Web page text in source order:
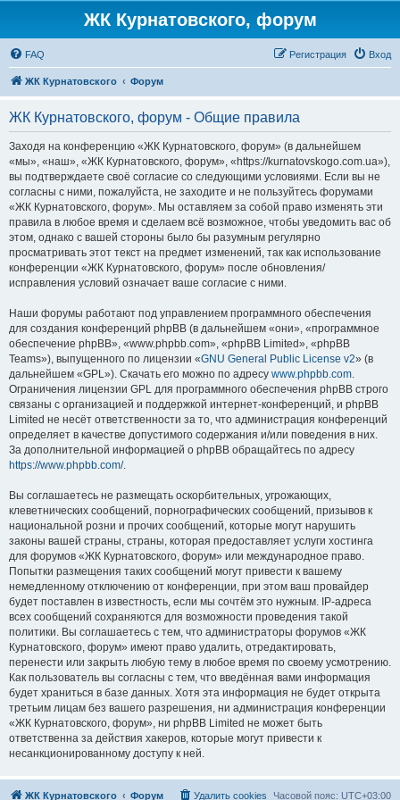
ЖК Курнатовского, форум
FAQ Вход
Регистрация
ЖК Курнатовского Форум
ЖК Курнатовского, форум - Общие правила
Заходя на конференцию «ЖК Курнатовского, форум» (в дальнейшем
«мы», «наш», «ЖК Курнатовского, форум», «https://kurnatovskogo.com.ua»),
вы подтверждаете своё согласие со следующими условиями. Если вы не
согласны с ними, пожалуйста, не заходите и не пользуйтесь форумами
«ЖК Курнатовского, форум». Мы оставляем за собой право изменять эти
правила в любое время и сделаем всё возможное, чтобы уведомить вас об
этом, однако с вашей стороны было бы разумным регулярно
просматривать этот текст на предмет изменений, так как использование
конференции «ЖК Курнатовского, форум» после обновления/
исправления условий означает ваше согласие с ними.
Наши форумы работают под управлением программного обеспечения
для создания конференций phpBB (в дальнейшем «они», «программное
обеспечение phpBB», «www.phpbb.com», «phpBB Limited», «phpBB
Teams»), выпущенного по лицензии «GNU General Public License v2» (в
дальнейшем «GPL»). Скачать его можно по адресу www.phpbb.com.
Ограничения лицензии GPL для программного обеспечения phpBB строго
связаны с организацией и поддержкой интернет-конференций, и phpBB
Limited не несёт ответственности за то, что администрация конференций
определяет в качестве допустимого содержания и/или поведения в них.
За дополнительной информацией о phpBB обращайтесь по адресу
https://www.phpbb.com/.
Вы соглашаетесь не размещать оскорбительных, угрожающих,
клеветнических сообщений, порнографических сообщений, призывов к
национальной розни и прочих сообщений, которые могут нарушить
законы вашей страны, страны, которая предоставляет услуги хостинга
для форумов «ЖК Курнатовского, форум» или международное право.
Попытки размещения таких сообщений могут привести к вашему
немедленному отключению от конференции, при этом ваш провайдер
будет поставлен в известность, если мы сочтём это нужным. IP-адреса
всех сообщений сохраняются для возможности проведения такой
политики. Вы соглашаетесь с тем, что администраторы форумов «ЖК
Курнатовского, форум» имеют право удалить, отредактировать,
перенести или закрыть любую тему в любое время по своему усмотрению.
Как пользователь вы согласны с тем, что введённая вами информация
будет храниться в базе данных. Хотя эта информация не будет открыта
третьим лицам без вашего разрешения, ни администрация конференции
«ЖК Курнатовского, форум», ни phpBB Limited не может быть
ответственна за действия хакеров, которые могут привести к
несанкционированному доступу к ней.
ЖК Курнатовского Форум Часовой пояс: UTC+03:00
Удалить cookies